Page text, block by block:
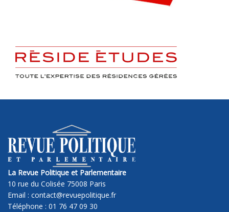
La Revue Politique et Parlementaire
10 rue du Colisée 75008 Paris
Email : contact@revuepolitique.fr
Téléphone : 01 76 47 09 30